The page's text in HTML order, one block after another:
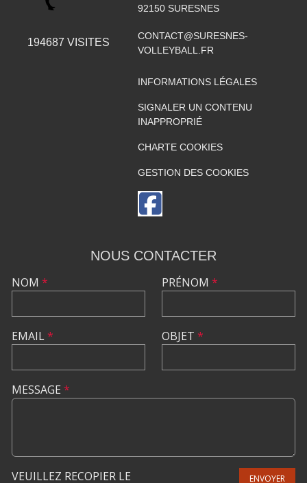
194687 VISITES
92150 SURESNES
CONTACT@SURESNES-
VOLLEYBALL.FR
INFORMATIONS LÉGALES
SIGNALER UN CONTENU
INAPPROPRIÉ
CHARTE COOKIES
GESTION DES COOKIES
NOUS CONTACTER
NOM *
EMAIL*
PRÉNOM *
OBJET *
MESSAGE *
VEUILLEZ RECOPIER LE ENVOYER